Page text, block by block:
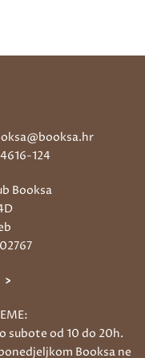
124
Booksa
>
subote od 10 do 20h.
Booksa ne